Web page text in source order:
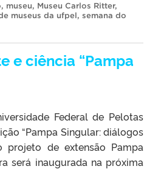
, museu, Museu Carlos Ritter,
museus da ufpel, semana do
e ciência “Pampa
Federal de Pelotas
“Pampa Singular: diálogos
projeto de extensão Pampa
será inaugurada na próxima